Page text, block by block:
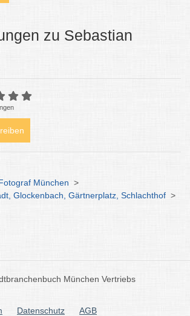
zu Sebastian
München >
Glockenbach, Gärtnerplatz, Schlachthof >
München Vertriebs
Datenschutz AGB